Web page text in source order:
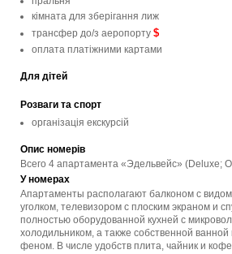
кімната для зберігання лиж
трансфер до/з аеропорту $
оплата платіжними картами
Для дітей
Розваги та спорт
організація екскурсій
Опис номерів
Всего 4
У номерах
Апартаменты располагают балконом с
уголком, телевизором с плоским экраном и
полностью оборудованной кухней с
холодильником, а также собственной
феном. В числе удобств плита, чайник и